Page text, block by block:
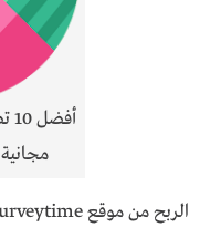
مجانية لعام